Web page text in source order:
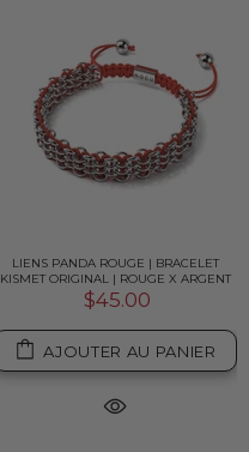
LIENS PANDA ROUGE | BRACELET
KISMET ORIGINAL | ROUGE X ARGENT
$45.00
AJOUTER AU PANIER